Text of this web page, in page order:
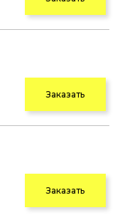
Заказать
Заказать